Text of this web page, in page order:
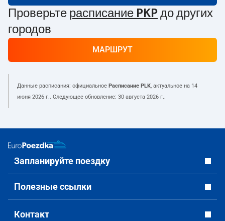
Проверьте расписание PKP до других
городов
МАРШРУТ
Данные расписания: официальное Расписание PLK, актуальное на 14
июня 2026 г.. Следующее обновление: 30 августа 2026 г..
Запланируйте поездку
Полезные ссылки
Контакт